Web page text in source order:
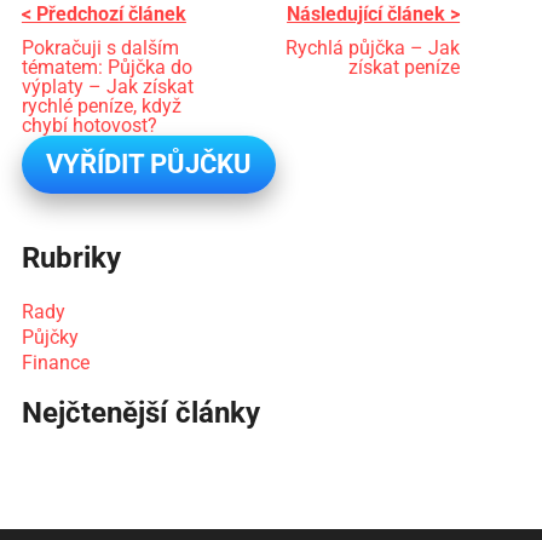
< Předchozí článek
Pokračuji s dalším
tématem: Půjčka do
výplaty – Jak získat
rychlé peníze, když
chybí hotovost?
Následující článek >
Rychlá půjčka – Jak
získat peníze
VYŘÍDIT PŮJČKU
Rubriky
Rady
Půjčky
Finance
Nejčtenější články